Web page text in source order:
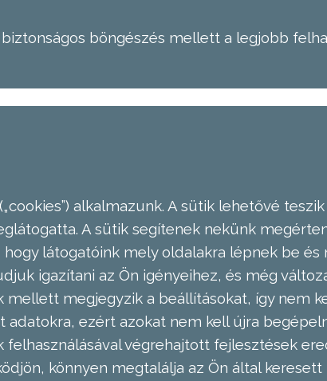
böngészés mellett a legjobb
alkalmazunk. A sütik lehetővé
A sütik segítenek nekünk
látogatóink mely oldalakra lépnek be
igazítani az Ön igényeihez, és még
megjegyzik a beállításokat, így nem
ezért azokat nem kell újra
végrehajtott fejlesztések
könnyen megtalálja az Ön által